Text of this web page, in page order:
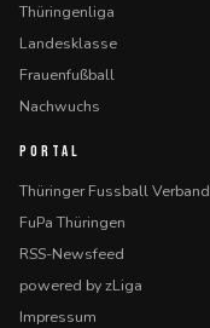
Thüringenliga
Landesklasse
Frauenfußball
Nachwuchs
PORTAL
Thüringer Fussball Verband
FuPa Thüringen
RSS-Newsfeed
powered by zLiga
Impressum